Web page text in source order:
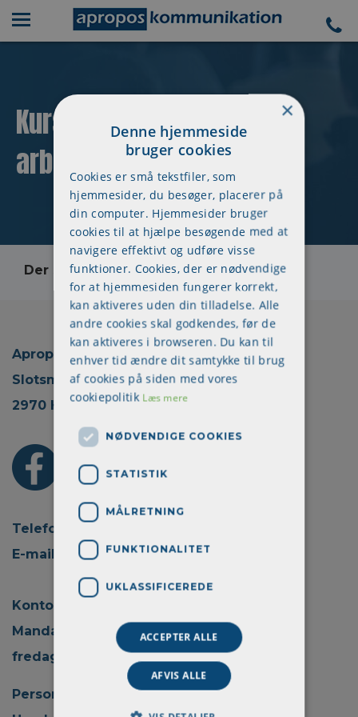
Kursuskalender - 3 dages
arbejdsmiljøuddannelse
Der skete en fejl, kontakt os venligst
Apropos Kommunikation ApS
Slotsmarken 18, 2.
2970 Hørsholm
Telefon: + 45 70 22 45 30
E-mail:
info@aprokom.dk
Kontortid:
Mandag - torsdag kl. 08.00 - 15.00
fredag kl. 08.00 - 14.00
Persondatapolitik
×
Denne hjemmeside
bruger cookies
Cookies er små tekstfiler, som
hjemmesider, du besøger, placerer på
din computer. Hjemmesider bruger
cookies til at hjælpe besøgende med at
navigere effektivt og udføre visse
funktioner. Cookies, der er nødvendige
for at hjemmesiden fungerer korrekt,
kan aktiveres uden din tilladelse. Alle
andre cookies skal godkendes, før de
kan aktiveres i browseren. Du kan til
enhver tid ændre dit samtykke til brug
af cookies på siden med vores
cookiepolitik Læs mere
NØDVENDIGE COOKIES
STATISTIK
MÅLRETNING
FUNKTIONALITET
UKLASSIFICEREDE
ACCEPTER ALLE
AFVIS ALLE